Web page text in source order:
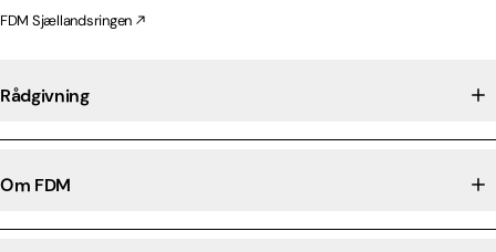
FDM Sjællandsringen
Rådgivning
Om FDM